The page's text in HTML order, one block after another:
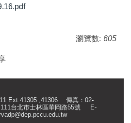
瀏覽數: 605
Ext.41305 ,41306 傳真：02-
台北市士林區華岡路55號
E-